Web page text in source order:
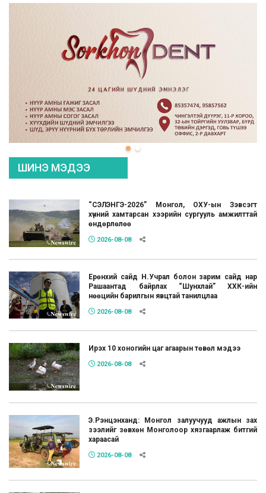
ШИНЭ МЭДЭЭ
“СЭЛЭНГЭ-2026” Монгол, ОХУ-ын Зэвсэгт
хүчний хамтарсан хээрийн сургууль амжилттай
өндөрлөлөө
2026-08-08
Ерөнхий сайд Н.Учрал болон зарим сайд нар
Рашаантад байрлах “Шунхлай” ХХК-ийн
нөөцийн барилгын явцтай танилцлаа
2026-08-08
Ирэх 10 хоногийн цаг агаарын төвөл мэдээ
2026-08-08
Э.Рэнцэнханд: Монгол залуучууд ажлын зах
зээлийг зөвхөн Монголоор хязгаарлаж битгий
хараасай
2026-08-08